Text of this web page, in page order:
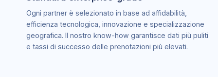
Ogni partner è selezionato in base ad affidabilità,
efficienza tecnologica, innovazione e specializzazione
geografica. Il nostro know-how garantisce dati più puliti
e tassi di successo delle prenotazioni più elevati.